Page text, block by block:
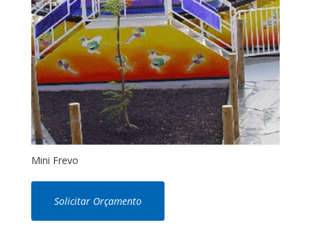
Mini Frevo
Solicitar Orçamento